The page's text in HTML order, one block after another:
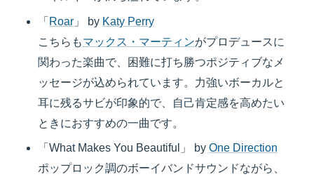
「 Roar 」 by Katy Perry
こちらもマックス・マーティンがプロデュースに
関わった楽曲で、困難に打ち勝つポジティブなメ
ッセージが込められています。力強いボーカルと
耳に残るサビが印象的で、自己肯定感を高めたい
ときにおすすめの一曲です。
「What Makes You Beautiful」 byOne Direction
ポップロック調のボーイバンドサウンドながら、